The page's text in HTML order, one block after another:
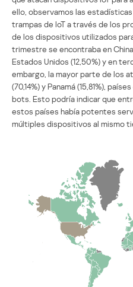
ello, observamos las
trampas de IoT a través de los
de los dispositivos utilizados
trimestre se encontraba en
Estados Unidos (12,50%) y en
embargo, la mayor parte de los
(70,14%) y Panamá (15,81%),
bots. Esto podría indicar que
estos países había potentes
múltiples dispositivos al mismo